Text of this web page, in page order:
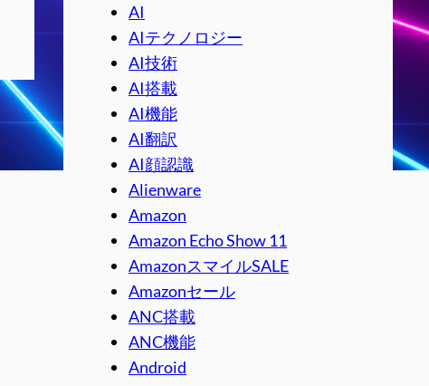
AI
AIテクノロジー
AI技術
AI搭載
AI機能
AI翻訳
AI顔認識
Alienware
Amazon
Amazon Echo Show 11
AmazonスマイルSALE
Amazonセール
ANC搭載
ANC機能
Android